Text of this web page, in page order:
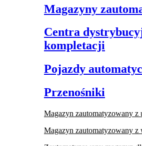
Magazyny
Centra
kompletacji
Pojazdy
Przenośniki
Magazyn zautomatyzowany z
Magazyn zautomatyzowany